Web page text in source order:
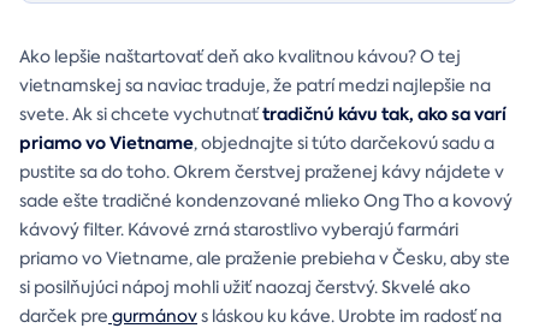
Ako lepšie naštartovať deň ako kvalitnou kávou? O tej
vietnamskej sa naviac traduje, že patrí medzi najlepšie na
svete. Ak si chcete vychutnaťtradičnú kávu tak, ako sa varí
priamo vo Vietname, objednajte si túto darčekovú sadu a
pustite sa do toho. Okrem čerstvej praženej kávy nájdete v
sade ešte tradičné kondenzované mlieko Ong Tho a kovový
kávový filter. Kávové zrná starostlivo vyberajú farmári
priamo vo Vietname, ale praženie prebieha v Česku, aby ste
si posilňujúci nápoj mohli užiť naozaj čerstvý. Skvelé ako
darček pre gurmánovs láskou ku káve. Urobte im radosť na